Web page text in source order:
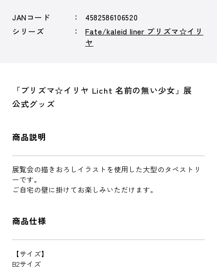
JANコード
4582586106520
シリーズ
Fate/kaleid liner プリズマ☆イリ
ヤ
「プリズマ☆イリヤ Licht 名前の無い少女」展
公式グッズ
商品説明
展覧会の描きおろしイラストを使用した大型のタペストリ
ーです。
ご自宅の壁に掛けてお楽しみいただけます。
商品仕様
【サイズ】
B2サイズ